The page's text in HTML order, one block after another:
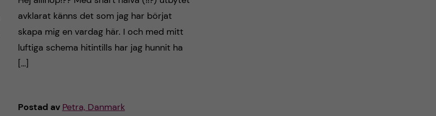
avklarat känns det som jag har börjat
skapa mig en vardag här. I och med mitt
luftiga schema hitintills har jag hunnit ha
[…]
Postad av Petra, Danmark